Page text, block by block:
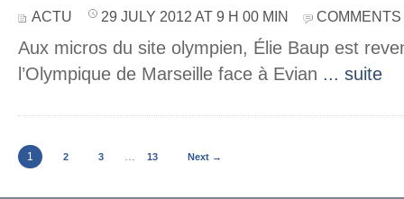
ACTU 29 JULY 2012 AT 9 H 00 MIN
Aux micros du site olympien, Élie Baup est
l’Olympique de Marseille face à Evian ... suite
1 2 3 … 13 Next →